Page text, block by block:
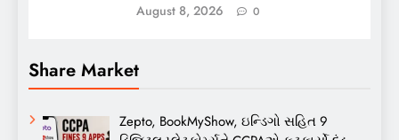
August 8, 2026
0
Share Market
Zepto, BookMyShow, ઇન્ડિગો સહિત 9